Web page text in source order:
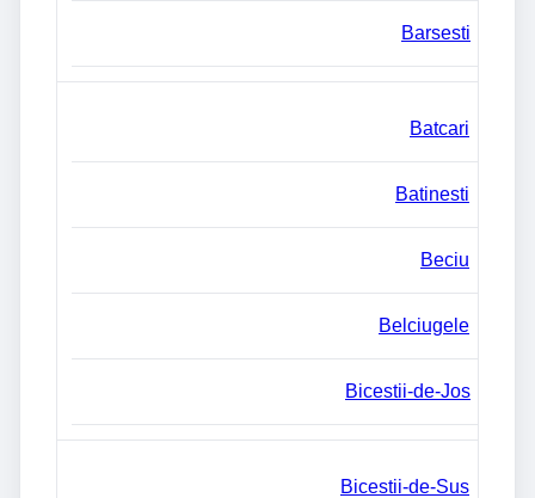
Barsesti
Batcari
Batinesti
Beciu
Belciugele
Bicestii-de-Jos
Bicestii-de-Sus